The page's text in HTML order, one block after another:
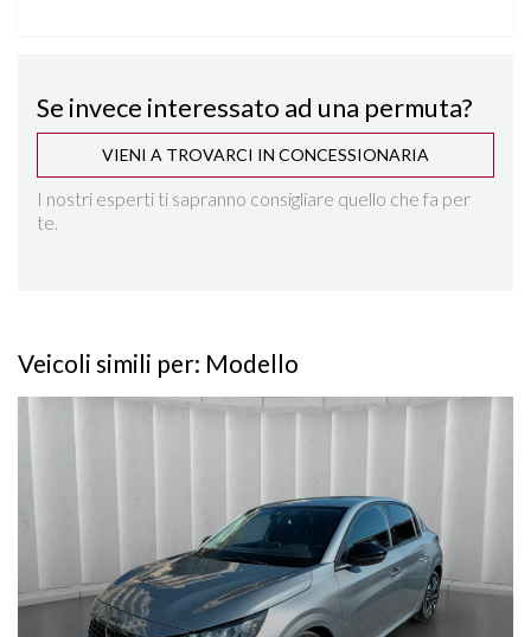
SEDILE REGOLABILE IN ALTEZZA
SEDILI SDOPPIABILI
SPECCHIETTI ELETTRICI RICHIUDIBILI
SPECCHIETTO RETROVISORE FOTOCROMATICO
STEREO CON MONITOR TOUCHSCREEN
TASCHE SU RETROSCHIENALI SEDILI
Se invece interessato ad una permuta?
VIENI A TROVARCI IN CONCESSIONARIA
I nostri esperti ti sapranno consigliare quello che fa per
te.
Veicoli simili per: Modello
Vedi dettagli